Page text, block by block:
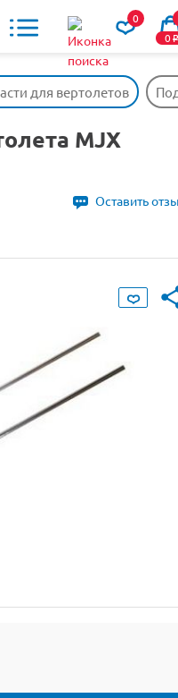
0
0o
для вертолетов
MJX
Оставить